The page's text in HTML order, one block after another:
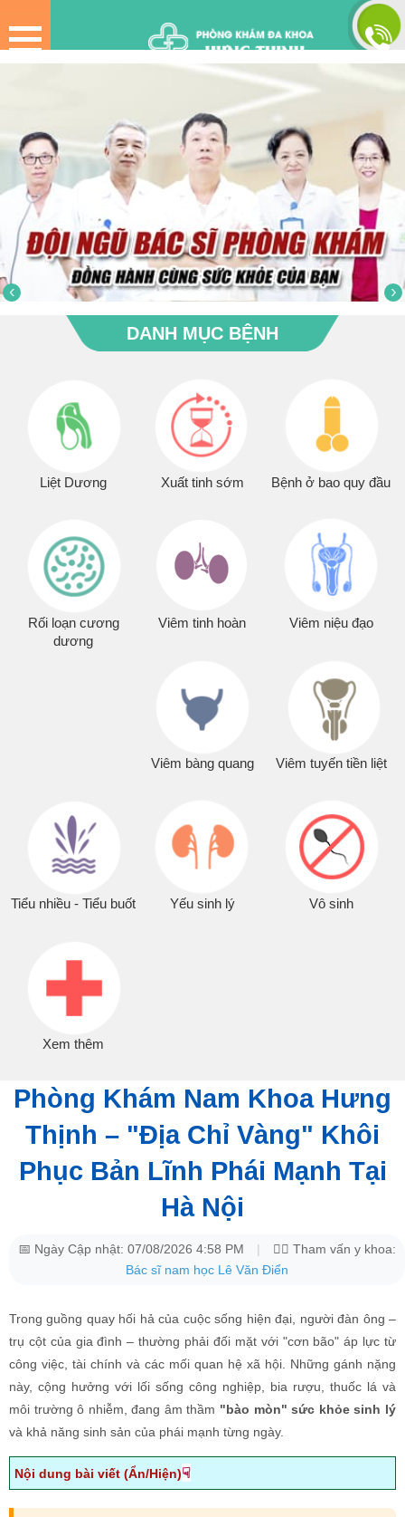
DANH MỤC BỆNH
Liệt Dương Xuất tinh sớm Bệnh ở bao quy đầu
Rối loạn cương
dương
Viêm tinh hoàn Viêm niệu đạo
Viêm bàng quang Viêm tuyến tiền liệt
Vô sinh
Xem thêm
Phòng Khám Nam Khoa Hưng
Thịnh – "Địa Chỉ Vàng" Khôi
Trong guồng quay hối hả của cuộc sống hiện đại, người đàn ông –
trụ cột của gia đình – thường phải đối mặt với "cơn bão" áp lực từ
công việc, tài chính và các mối quan hệ xã hội. Những gánh nặng
này, cộng hưởng với lối sống công nghiệp, bia rượu, thuốc lá và
môi trường ô nhiễm, đang âm thầm
"bào mòn" sức khỏe sinh lý
và khả năng sinh sản của phái mạnh từng ngày.
Nội dung bài viết (Ẩn/Hiện)☟
🏥 THÔNG TIN LIÊN HỆ PHÒNG KHÁM NAM KHOA
1. Sự An Tâm Tuyệt Đối Từ Cơ Sở Pháp Lý Vững Chắc
2. Tầm Nhìn Và Sứ Mệnh: Vượt Trên Cả Việc Chữa
Bệnh
II. NHỮNG TRỤ CỘT TẠO NÊN THƯƠNG HIỆU NAM KHOA
HƯNG THỊNH
1. Đội Ngũ Chuyên Gia – "Linh Hồn" Của Phòng Khám
2. Cơ Sở Vật Chất Đẳng Cấp – Mô Hình "Bệnh Viện
Khách Sạn"
3. Tiên Phong Ứng Dụng Công Nghệ Điều Trị Hàng Đầu
Thế Giới
4. Dịch Vụ Y Tế Đạt Chuẩn 4S – Bảo Mật Thông Tin
Thực trạng đáng báo động:Do tâm lý e ngại, sĩ diện
chịu đựng các vấn đề "khó nói" (Yếu sinh lý, Xuất tinh sớm,
Viêm nhiễm...). Sự chậm trễ này không chỉ đe dọa hạnh phúc
lứa đôi mà còn dẫn đến những biến chứng nguy hiểm như Vô
sinh - Hiếm muộnhay Ung thư dương vật.
Thấu hiểu sâu sắc những nỗi niềm thầm kín đó,
khoa Hưng Thịnhđã ra đời với sứ mệnh cao cả:"Trở thành người
bạn đồng hành tin cậy, nơi gửi gắm niềm tin và phục hồi bản lĩnh